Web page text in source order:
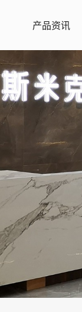
产品资讯